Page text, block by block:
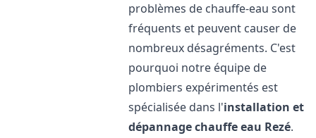
problèmes de chauffe-eau sont
fréquents et peuvent causer de
nombreux désagréments. C'est
pourquoi notre équipe de
plombiers expérimentés est
spécialisée dans l'installation et
dépannage chauffe eau Rezé.